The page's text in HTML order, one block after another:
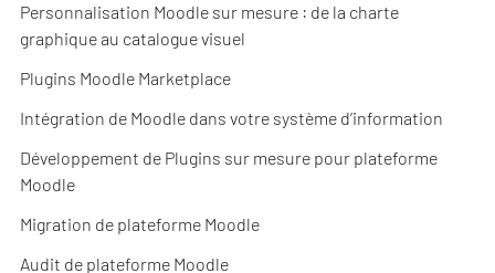
Personnalisation Moodle sur mesure : de la charte
graphique au catalogue visuel
Plugins Moodle Marketplace
Intégration de Moodle dans votre système d’information
Développement de Plugins sur mesure pour plateforme
Moodle
Migration de plateforme Moodle
Audit de plateforme Moodle